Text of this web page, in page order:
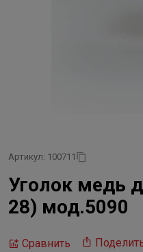
Артикул: 100711
Уголок медь
28) мод.5090
Сравнить